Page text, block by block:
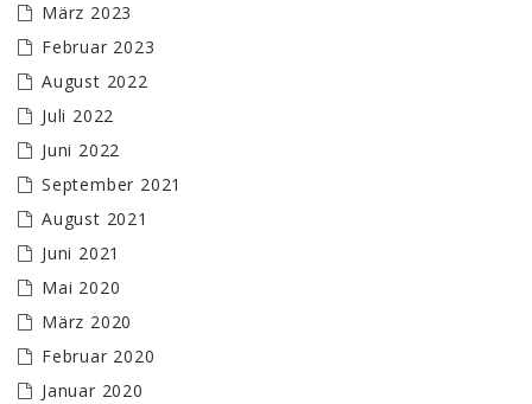
März 2023
Februar 2023
August 2022
Juli 2022
Juni 2022
September 2021
August 2021
Juni 2021
Mai 2020
März 2020
Februar 2020
Januar 2020